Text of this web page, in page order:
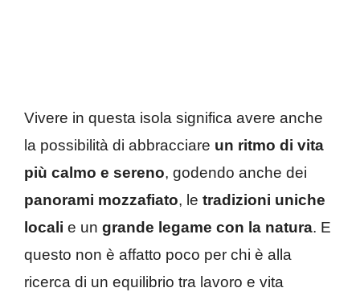
Vivere in questa isola significa avere anche
la possibilità di abbracciare un ritmo di vita
più calmo e sereno, godendo anche dei
panorami mozzafiato, le tradizioni uniche
locali e un grande legame con la natura. E
questo non è affatto poco per chi è alla
ricerca di un equilibrio tra lavoro e vita